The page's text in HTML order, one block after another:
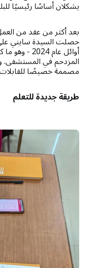
يشكلان أساسًا رئيسيًا
بعد أكثر من عقد من
حصلت السيدة سايني
أوائل عام
المزدحم في المستشفى.
مصممة خصيصًا
طريقة جديدة للتعلم